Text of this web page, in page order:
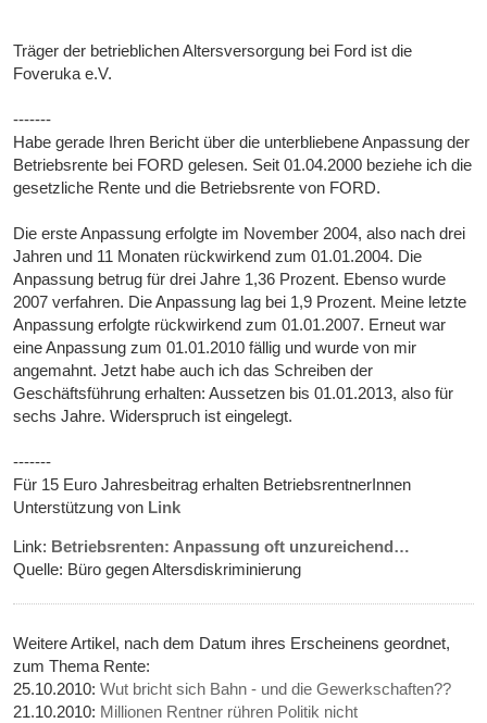
Träger der betrieblichen Altersversorgung bei Ford ist die
Foveruka e.V.
-------
Habe gerade Ihren Bericht über die unterbliebene Anpassung der
Betriebsrente bei FORD gelesen. Seit 01.04.2000 beziehe ich die
gesetzliche Rente und die Betriebsrente von FORD.
Die erste Anpassung erfolgte im November 2004, also nach drei
Jahren und 11 Monaten rückwirkend zum 01.01.2004. Die
Anpassung betrug für drei Jahre 1,36 Prozent. Ebenso wurde
2007 verfahren. Die Anpassung lag bei 1,9 Prozent. Meine letzte
Anpassung erfolgte rückwirkend zum 01.01.2007. Erneut war
eine Anpassung zum 01.01.2010 fällig und wurde von mir
angemahnt. Jetzt habe auch ich das Schreiben der
Geschäftsführung erhalten: Aussetzen bis 01.01.2013, also für
sechs Jahre. Widerspruch ist eingelegt.
-------
Für 15 Euro Jahresbeitrag erhalten BetriebsrentnerInnen
Unterstützung von Link
Link: Betriebsrenten: Anpassung oft unzureichend…
Quelle: Büro gegen Altersdiskriminierung
Weitere Artikel, nach dem Datum ihres Erscheinens geordnet,
zum Thema Rente:
25.10.2010:Wut bricht sich Bahn - und die Gewerkschaften??
21.10.2010: Millionen Rentner rühren Politik nicht